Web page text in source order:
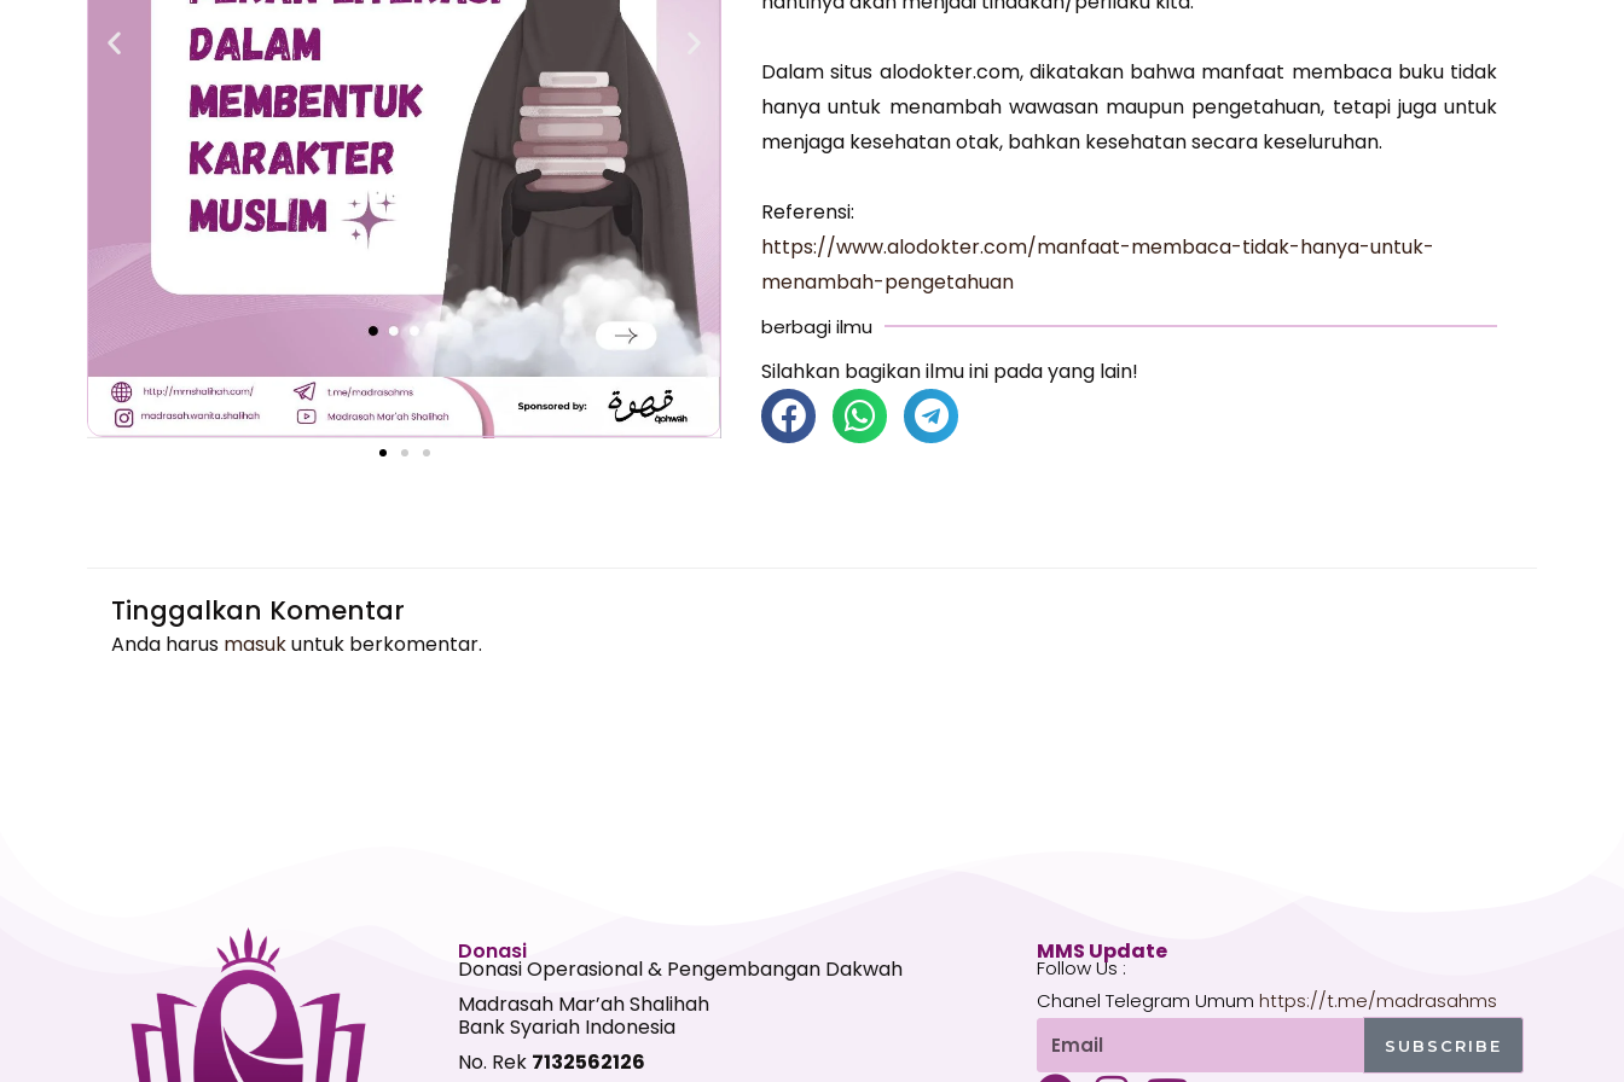
Dalam situs alodokter.com, dikatakan bahwa manfaat membaca buku tidak
hanya untuk menambah wawasan maupun pengetahuan, tetapi juga untuk
menjaga kesehatan otak, bahkan kesehatan secara keseluruhan.
Referensi:
https://www.alodokter.com/manfaat-membaca-tidak-hanya-untuk-
menambah-pengetahuan
berbagi ilmu
Silahkan bagikan ilmu ini pada yang lain!
Tinggalkan Komentar
Anda harus masukuntuk berkomentar.
Donasi
Donasi Operasional & Pengembangan Dakwah
Madrasah Mar’ah Shalihah
Bank Syariah Indonesia
No. Rek 7132562126
MMS Update
Follow Us :
Chanel Telegram Umum https://t.me/madrasahms
Email SUBSCRIBE